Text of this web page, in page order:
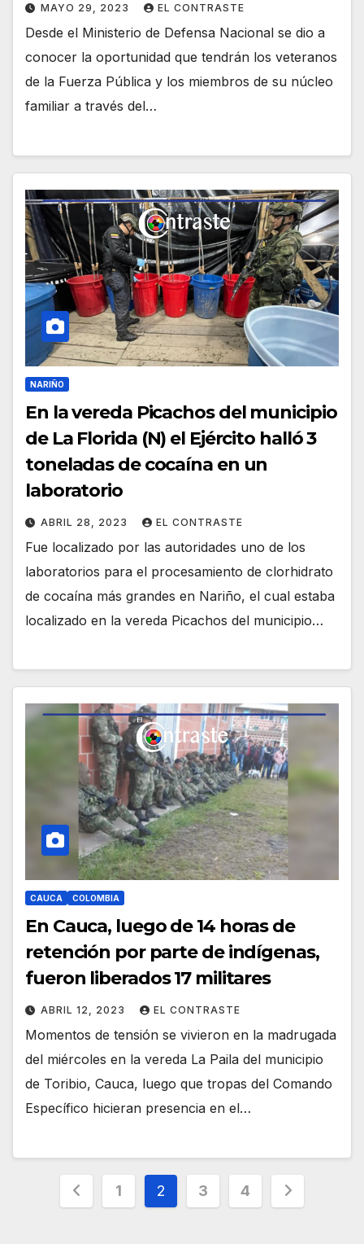
MAYO 29, 2023 EL CONTRASTE
Desde el Ministerio de Defensa Nacional se dio a
conocer la oportunidad que tendrán los veteranos
de la Fuerza Pública y los miembros de su núcleo
familiar a través del…
NARIÑO
En la vereda Picachos del municipio
de La Florida (N) el Ejército halló 3
toneladas de cocaína en un
laboratorio
ABRIL 28, 2023 EL CONTRASTE
Fue localizado por las autoridades uno de los
laboratorios para el procesamiento de clorhidrato
de cocaína más grandes en Nariño, el cual estaba
localizado en la vereda Picachos del municipio…
CAUCA COLOMBIA
En Cauca, luego de 14 horas de
retención por parte de indígenas,
fueron liberados 17 militares
ABRIL 12, 2023 EL CONTRASTE
Momentos de tensión se vivieron en la madrugada
del miércoles en la vereda La Paila del municipio
de Toribio, Cauca, luego que tropas del Comando
Específico hicieran presencia en el…
Paginación
1 2 3 4